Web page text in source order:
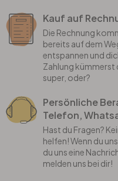
Kauf auf
Die Rechnung
bereits auf dem
entspannen und
Zahlung kümmerst
super, oder?
Persönliche
Telefon,
Hast du Fragen?
helfen! Wenn du
du uns eine
melden uns bei dir!